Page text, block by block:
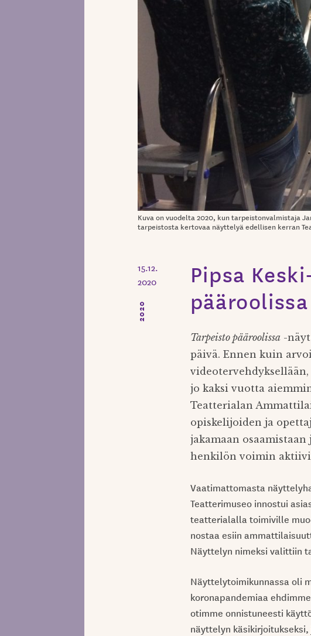
Kuva on vuodelta 2020, kun tarpeistonvalmistaja
tarpeistosta kertovaa näyttelyä edellisen kerran
15.12.
2020
2020
Pipsa
pääroolissa
Tarpeisto pääroolissa-
päivä. Ennen kuin
jo kaksi vuotta
Teatterialan
opiskelijoiden ja
jakamaan osaamistaan
henkilön voimin
Vaatimattomasta
Teatterimuseo innostui
teatterialalla toimiville
nostaa esiin
Näyttelyn nimeksi valittiin
Näyttelytoimikunnassa oli
koronapandemiaa
otimme onnistuneesti
näyttelyn